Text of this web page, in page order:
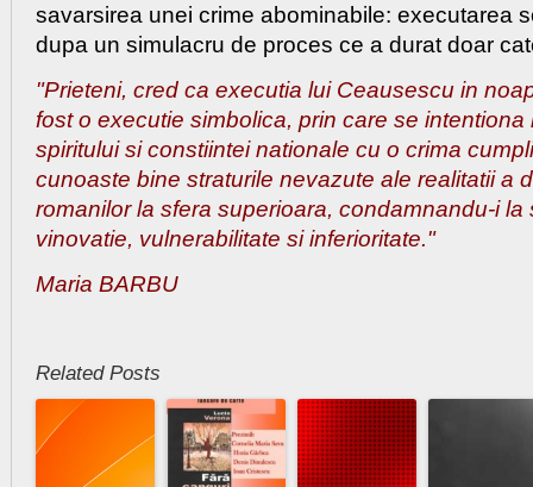
savarsirea unei crime abominabile: executarea
dupa un simulacru de proces ce a durat doar
"Prieteni, cred ca executia lui Ceausescu in
fost o executie simbolica, prin care se intentiona
spiritului si constiintei nationale cu o crima
cunoaste bine straturile nevazute ale realitatii a
romanilor la sfera superioara, condamnandu-i la
vinovatie, vulnerabilitate si inferioritate."
Maria BARBU
Related Posts